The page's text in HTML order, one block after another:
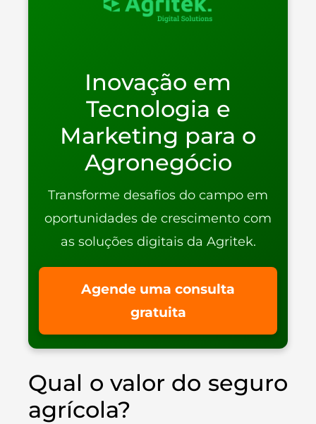
Inovação em
Tecnologia e
Marketing para o
Agronegócio
Transforme desafios do campo em
oportunidades de crescimento com
as soluções digitais da Agritek.
Agende uma consulta
gratuita
Qual o valor do seguro
agrícola?